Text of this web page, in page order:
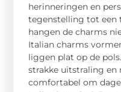
herinneringen en
tegenstelling tot een
hangen de charms
Italian charms
liggen plat op de
strakke uitstraling en
comfortabel om